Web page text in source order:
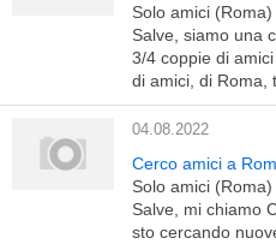
Solo amici (Roma)
Salve, siamo una
3/4 coppie di
di amici, di Roma,
04.08.2022
Cerco amici a
Solo amici (Roma)
Salve, mi chiamo
sto cercando